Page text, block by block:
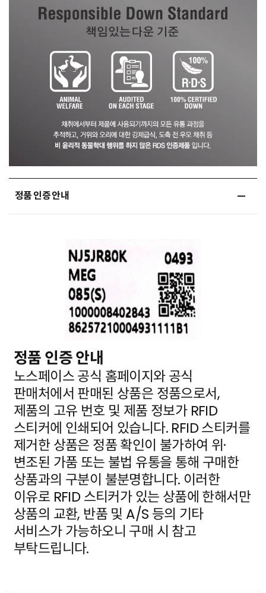
정품 인증 안내
정품 인증 안내
노스페이스 공식 홈페이지와 공식
판매처에서 판매된 상품은 정품으로서,
제품의 고유 번호 및 제품 정보가 RFID
스티커에 인쇄되어 있습니다. RFID 스티커를
제거한 상품은 정품 확인이 불가하여 위·
변조된 가품 또는 불법 유통을 통해 구매한
상품과의 구분이 불분명합니다. 이러한
이유로 RFID 스티커가 있는 상품에 한해서만
상품의 교환, 반품 및 A/S 등의 기타
서비스가 가능하오니 구매 시 참고
부탁드립니다.